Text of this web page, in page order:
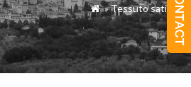
 »Tessuto satinato